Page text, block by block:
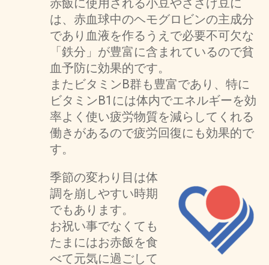
は、赤血球中のヘモグロビンの主成分
であり血液を作るうえで必要不可欠な
「鉄分」が豊富に含まれているので貧
血予防に効果的です。
またビタミンB群も豊富であり、特に
ビタミンB1には体内でエネルギーを効
率よく使い疲労物質を減らしてくれる
働きがあるので疲労回復にも効果的で
す。
季節の変わり目は体
調を崩しやすい時期
でもあります。
お祝い事でなくても
たまにはお赤飯を食
べて元気に過ごして